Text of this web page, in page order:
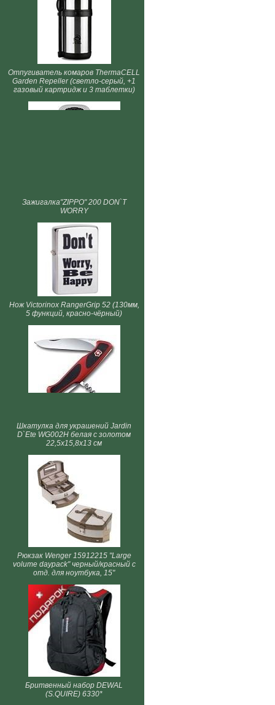
Отпугиватель комаров ThermaCELL
Garden Repeller (светло-серый, +1
газовый картридж и 3 таблетки)
Зажигалка"ZIPPO" 200 DON`T
WORRY
Нож Victorinox RangerGrip 52 (130мм,
5 функций, красно-чёрный)
Шкатулка для украшений Jardin
D`Ete WG002H белая с золотом
22,5х15,8х13 см
Рюкзак Wenger 15912215 "Large
volume daypack" черный/красный с
отд. для ноутбука, 15"
Бритвенный набор DEWAL
(S.QUIRE) 6330*